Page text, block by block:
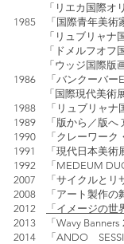
「リエカ国際オリジ
1985 「国際青年美術
「リュブリャナ国際
「ドメルフオフ国
「ウッジ国際版画
1986 「バンクーバー
「国際現代美術展
1988 「リュブリャナ
1989 「版から／版へ
1990 「クレーワーク
1991 「現代日本美術
1992 「MEDEUM
2007 「サイクルとリ
2008 「アート製作の
2012
「イメージの
2013 「Wavy Banners
2014 「ANDO